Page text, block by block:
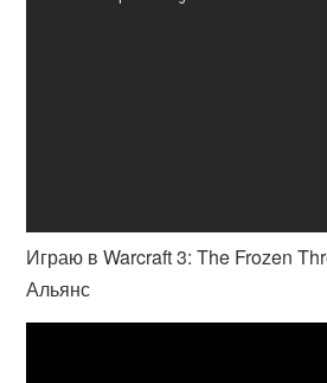
Играю в Warcraft 3: The Frozen
Альянс